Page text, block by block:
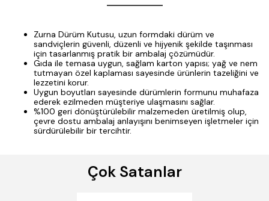
Zurna Dürüm Kutusu, uzun formdaki dürüm ve
sandviçlerin güvenli, düzenli ve hijyenik şekilde taşınması
için tasarlanmış pratik bir ambalaj çözümüdür.
Gıda ile temasa uygun, sağlam karton yapısı; yağ ve nem
tutmayan özel kaplaması sayesinde ürünlerin tazeliğini ve
lezzetini korur.
Uygun boyutları sayesinde dürümlerin formunu muhafaza
ederek ezilmeden müşteriye ulaşmasını sağlar.
%100 geri dönüştürülebilir malzemeden üretilmiş olup,
çevre dostu ambalaj anlayışını benimseyen işletmeler için
sürdürülebilir bir tercihtir.
Çok Satanlar